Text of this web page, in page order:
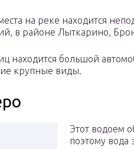
на реке находится
в районе Лыткарино,
находится большой
крупные виды.
Этот водоем
поэтому вода